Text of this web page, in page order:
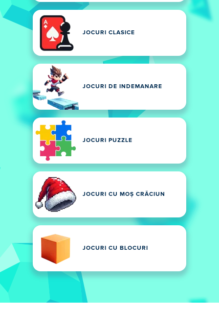
JOCURI CLASICE
JOCURI DE INDEMANARE
JOCURI PUZZLE
JOCURI CU MOȘ CRĂCIUN
JOCURI CU BLOCURI